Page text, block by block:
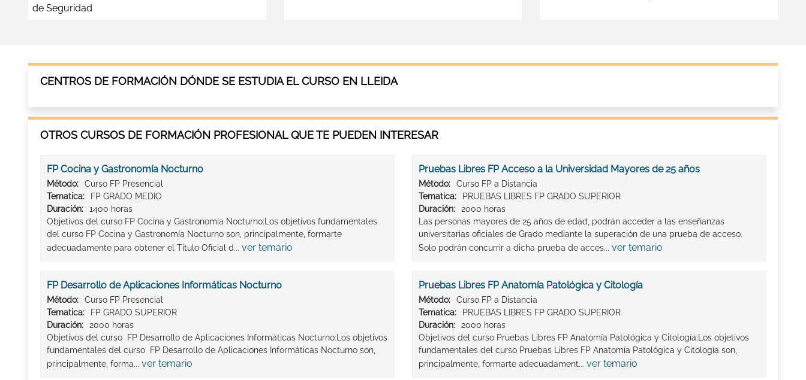
de Seguridad
CENTROS DE FORMACIÓN DÓNDE SE ESTUDIA EL CURSO EN LLEIDA
OTROS CURSOS DE FORMACIÓN PROFESIONAL QUE TE PUEDEN INTERESAR
FP Cocina y Gastronomía Nocturno
Método:
Curso FP Presencial
Tematica:
FP GRADO MEDIO
Duración:
1400 horas
Objetivos del curso FP Cocina y Gastronomía Nocturno:Los objetivos fundamentales
del curso FP Cocina y Gastronomía Nocturno son, principalmente, formarte
adecuadamente para obtener el Titulo Oficial d... ver temario
Pruebas Libres FP Acceso a la Universidad Mayores de 25 años
Método:
Curso FP a Distancia
Tematica:
PRUEBAS LIBRES FP GRADO SUPERIOR
Duración:
2000 horas
Las personas mayores de 25 años de edad, podrán acceder a las enseñanzas
universitarias oficiales de Grado mediante la superación de una prueba de acceso.
Solo podrán concurrir a dicha prueba de acces... ver temario
FP Desarrollo de Aplicaciones Informáticas Nocturno
Método:
Curso FP Presencial
Tematica:
FP GRADO SUPERIOR
Duración:
2000 horas
Objetivos del curso FP Desarrollo de Aplicaciones Informáticas Nocturno:Los objetivos
fundamentales del curso FP Desarrollo de Aplicaciones Informáticas Nocturno son,
principalmente, forma... ver temario
Pruebas Libres FP Anatomía Patológica y Citología
Método:
Curso FP a Distancia
Tematica:
PRUEBAS LIBRES FP GRADO SUPERIOR
Duración:
2000 horas
Objetivos del curso Pruebas Libres FP Anatomía Patológica y Citología:Los objetivos
fundamentales del curso Pruebas Libres FP Anatomía Patológica y Citología son,
principalmente, formarte adecuadament... ver temario